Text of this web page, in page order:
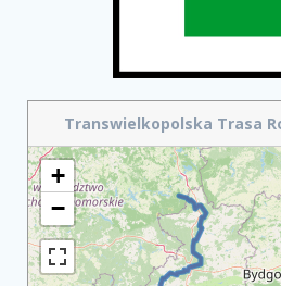
Transwielkopolska Trasa
+
−